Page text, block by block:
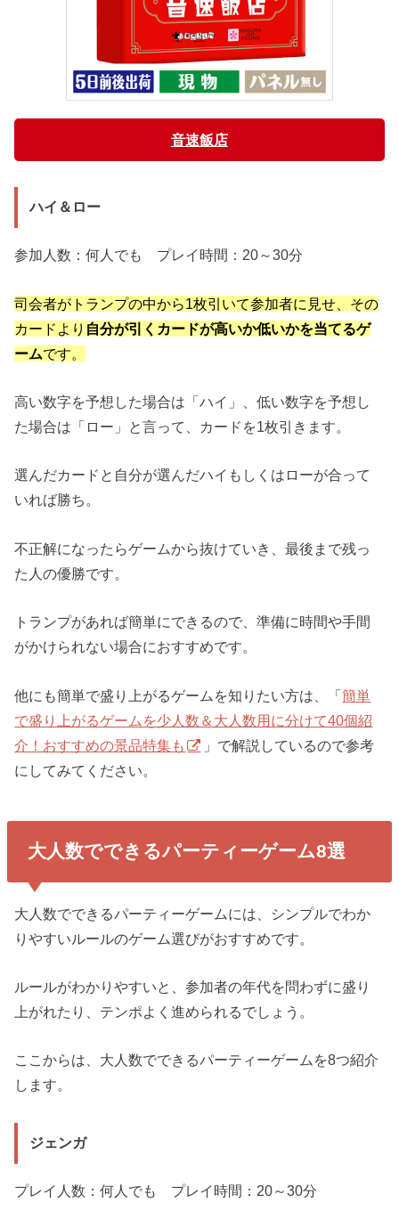
音速飯店
ハイ＆ロー
参加人数：何人でも プレイ時間：20～30分
司会者がトランプの中から1枚引いて参加者に見せ、その
カードより 自分が引くカードが高いか低いかを当てるゲ
ームです。
高い数字を予想した場合は「ハイ」、低い数字を予想し
た場合は「ロー」と言って、カードを1枚引きます。
選んだカードと自分が選んだハイもしくはローが合って
いれば勝ち。
不正解になったらゲームから抜けていき、最後まで残っ
た人の優勝です。
トランプがあれば簡単にできるので、準備に時間や手間
がかけられない場合におすすめです。
他にも簡単で盛り上がるゲームを知りたい方は、「簡単
で盛り上がるゲームを少人数＆大人数用に分けて40個紹
介！おすすめの景品特集も
」で解説しているので参考
にしてみてください。
大人数でできるパーティーゲーム8選
大人数でできるパーティーゲームには、シンプルでわか
りやすいルールのゲーム選びがおすすめです。
ルールがわかりやすいと、参加者の年代を問わずに盛り
上がれたり、テンポよく進められるでしょう。
ここからは、大人数でできるパーティーゲームを8つ紹介
します。
ジェンガ
プレイ人数：何人でも プレイ時間：20～30分